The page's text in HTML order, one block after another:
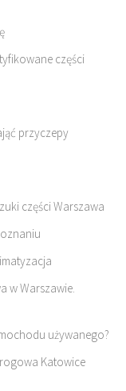
części
przyczepy
części Warszawa
w Warszawie.
używanego?
Katowice